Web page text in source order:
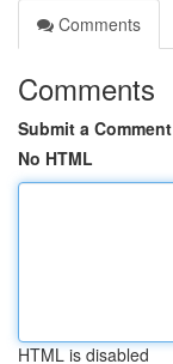
Comments
Comments
Submit a Comment
No HTML
HTML is disabled